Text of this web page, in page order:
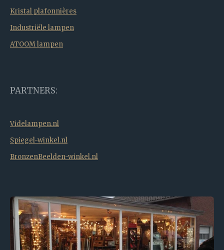
Kristal plafonnières
Industriële lampen
ATOOM lampen
PARTNERS:
Videlampen.nl
Spiegel-winkel.nl
BronzenBeelden-winkel.nl